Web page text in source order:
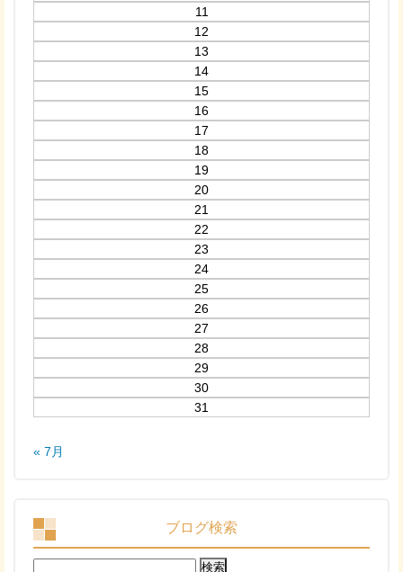
11
12
13
14
15
16
17
18
19
20
21
22
23
24
25
26
27
28
29
30
31
« 7月
ブログ検索
検